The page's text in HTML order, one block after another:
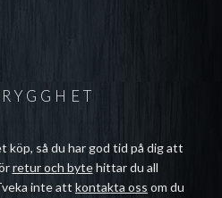
köp, så du har god tid på dig att
retur och bytehittar du all
inte att kontakta oss om du